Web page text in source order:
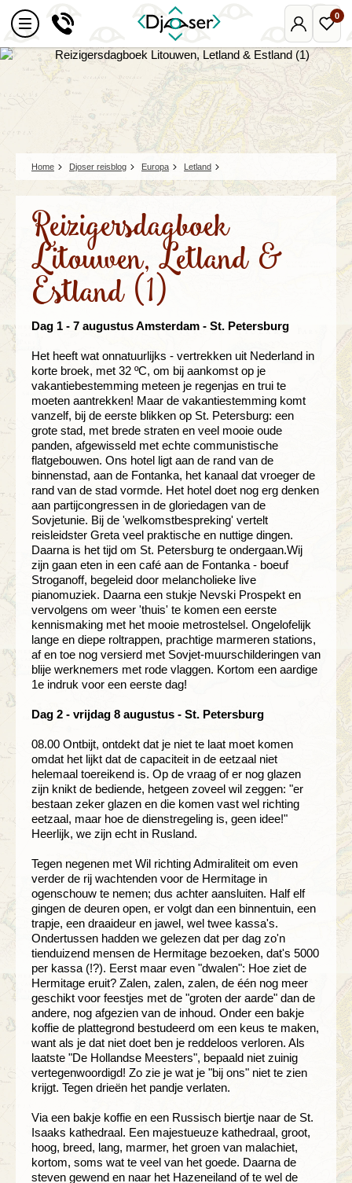
Mijn
Djoser
0
Home Djoser reisblog Europa Letland
Reizigersdagboek
Litouwen, Letland &
Estland (1)
Dag 1 - 7 augustus Amsterdam - St. Petersburg
Het heeft wat onnatuurlijks - vertrekken uit Nederland in
korte broek, met 32 ºC, om bij aankomst op je
vakantiebestemming meteen je regenjas en trui te
moeten aantrekken! Maar de vakantiestemming komt
vanzelf, bij de eerste blikken op St. Petersburg: een
grote stad, met brede straten en veel mooie oude
panden, afgewisseld met echte communistische
flatgebouwen. Ons hotel ligt aan de rand van de
binnenstad, aan de Fontanka, het kanaal dat vroeger de
rand van de stad vormde. Het hotel doet nog erg denken
aan partijcongressen in de gloriedagen van de
Sovjetunie. Bij de 'welkomstbespreking' vertelt
reisleidster Greta veel praktische en nuttige dingen.
Daarna is het tijd om St. Petersburg te ondergaan.Wij
zijn gaan eten in een café aan de Fontanka - boeuf
Stroganoff, begeleid door melancholieke live
pianomuziek. Daarna een stukje Nevski Prospekt en
vervolgens om weer 'thuis' te komen een eerste
kennismaking met het mooie metrostelsel. Ongelofelijk
lange en diepe roltrappen, prachtige marmeren stations,
af en toe nog versierd met Sovjet-muurschilderingen van
blije werknemers met rode vlaggen. Kortom een aardige
1e indruk voor een eerste dag!
Dag 2 - vrijdag 8 augustus - St. Petersburg
08.00 Ontbijt, ontdekt dat je niet te laat moet komen
omdat het lijkt dat de capaciteit in de eetzaal niet
helemaal toereikend is. Op de vraag of er nog glazen
zijn knikt de bediende, hetgeen zoveel wil zeggen: "er
bestaan zeker glazen en die komen vast wel richting
eetzaal, maar hoe de dienstregeling is, geen idee!"
Heerlijk, we zijn echt in Rusland.
Tegen negenen met Wil richting Admiraliteit om even
verder de rij wachtenden voor de Hermitage in
ogenschouw te nemen; dus achter aansluiten. Half elf
gingen de deuren open, er volgt dan een binnentuin, een
trapje, een draaideur en jawel, wel twee kassa's.
Ondertussen hadden we gelezen dat per dag zo'n
tienduizend mensen de Hermitage bezoeken, dat's 5000
per kassa (!?). Eerst maar even "dwalen": Hoe ziet de
Hermitage eruit? Zalen, zalen, zalen, de één nog meer
geschikt voor feestjes met de "groten der aarde" dan de
andere, nog afgezien van de inhoud. Onder een bakje
koffie de plattegrond bestudeerd om een keus te maken,
want als je dat niet doet ben je reddeloos verloren. Als
laatste "De Hollandse Meesters", bepaald niet zuinig
vertegenwoordigd! Zo zie je wat je "bij ons" niet te zien
krijgt. Tegen drieën het pandje verlaten.
Via een bakje koffie en een Russisch biertje naar de St.
Isaaks kathedraal. Een majestueuze kathedraal, groot,
hoog, breed, lang, marmer, het groen van malachiet,
kortom, soms wat te veel van het goede. Daarna de
steven gewend en naar het Hazeneiland of te wel de